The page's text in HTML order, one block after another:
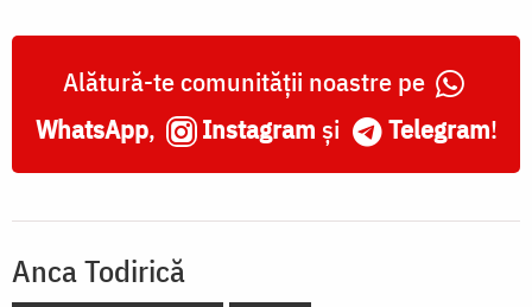
Alătură-te comunității noastre pe
WhatsApp, Instagram și Telegram!
Anca Todirică